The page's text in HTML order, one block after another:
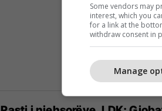
Some vendors may
interest, which you
for a link at the
withdraw consent in
Manage